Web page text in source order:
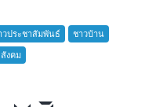
อ
ว
น
วประชาสัมพันธ์
ชาวบ้าน
สังคม